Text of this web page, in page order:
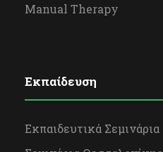
Manual Therapy
Εκπαίδευση
Εκπαιδευτικά Σεμινάρια